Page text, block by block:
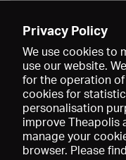
Privacy Policy
We use cookies to
use our website.
for the operation
cookies for
personalisation
improve Theapolis
manage your
browser. Please